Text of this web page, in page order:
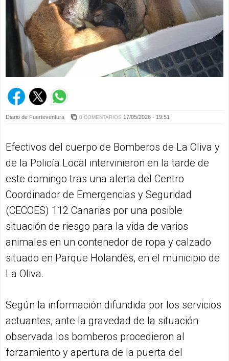
Diario de Fuerteventura 0 COMENTARIOS 17/05/2026 - 19:51
Efectivos del cuerpo de Bomberos de La Oliva y
de la Policía Local intervinieron en la tarde de
este domingo tras una alerta del Centro
Coordinador de Emergencias y Seguridad
(CECOES) 112 Canarias por una posible
situación de riesgo para la vida de varios
animales en un contenedor de ropa y calzado
situado en Parque Holandés, en el municipio de
La Oliva.
Según la información difundida por los servicios
actuantes, ante la gravedad de la situación
observada los bomberos procedieron al
forzamiento y apertura de la puerta del